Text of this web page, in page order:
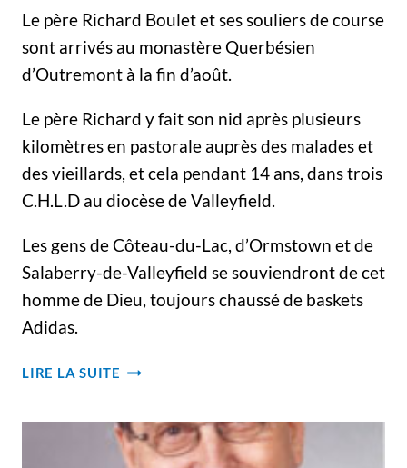
Le père Richard Boulet et ses souliers de course
sont arrivés au monastère Querbésien
d’Outremont à la fin d’août.
Le père Richard y fait son nid après plusieurs
kilomètres en pastorale auprès des malades et
des vieillards, et cela pendant 14 ans, dans trois
C.H.L.D au diocèse de Valleyfield.
Les gens de Côteau-du-Lac, d’Ormstown et de
Salaberry-de-Valleyfield se souviendront de cet
homme de Dieu, toujours chaussé de baskets
Adidas.
LIRE LA SUITE RICHARD
SES
SOULIERS